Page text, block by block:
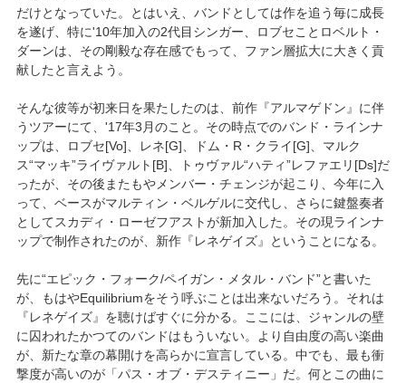
だけとなっていた。とはいえ、バンドとしては作を追う毎に成長
を遂げ、特に'10年加入の2代目シンガー、ロブセことロベルト・
ダーンは、その剛毅な存在感でもって、ファン層拡大に大きく貢
献したと言えよう。
そんな彼等が初来日を果たしたのは、前作『アルマゲドン』に伴
うツアーにて、'17年3月のこと。その時点でのバンド・ラインナ
ップは、ロブセ[Vo]、レネ[G]、ドム・R・クライ[G]、マルク
ス“マッキ”ライヴァルト[B]、トゥヴァル“ハティ”レファエリ[Ds]だ
ったが、その後またもやメンバー・チェンジが起こり、今年に入
って、ベースがマルティン・ベルゲルに交代し、さらに鍵盤奏者
としてスカディ・ローゼフアストが新加入した。その現ラインナ
ップで制作されたのが、新作『レネゲイズ』ということになる。
先に“エピック・フォーク/ペイガン・メタル・バンド”と書いた
が、もはやEquilibriumをそう呼ぶことは出来ないだろう。それは
『レネゲイズ』を聴けばすぐに分かる。ここには、ジャンルの壁
に囚われたかつてのバンドはもういない。より自由度の高い楽曲
が、新たな章の幕開けを高らかに宣言している。中でも、最も衝
撃度が高いのが「パス・オブ・デスティニー」だ。何とこの曲に